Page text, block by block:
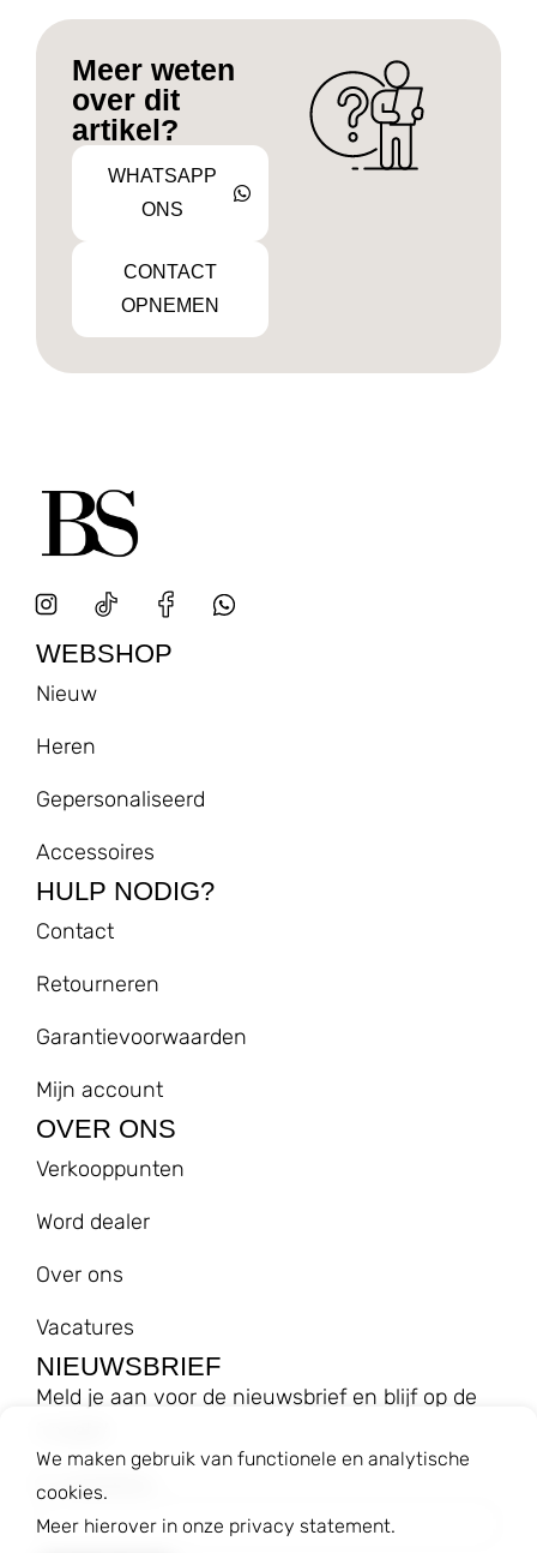
Meer weten
over dit
artikel?
WHATSAPP
ONS
CONTACT
OPNEMEN
WEBSHOP
Nieuw
Heren
Gepersonaliseerd
Accessoires
HULP NODIG?
Contact
Retourneren
Garantievoorwaarden
Mijn account
OVER ONS
Verkooppunten
Word dealer
Over ons
Vacatures
NIEUWSBRIEF
Meld je aan voor de nieuwsbrief en blijf op de
E-mailadres
We maken gebruik van functionele en analytische
cookies.
Meer hierover in onze privacy statement.